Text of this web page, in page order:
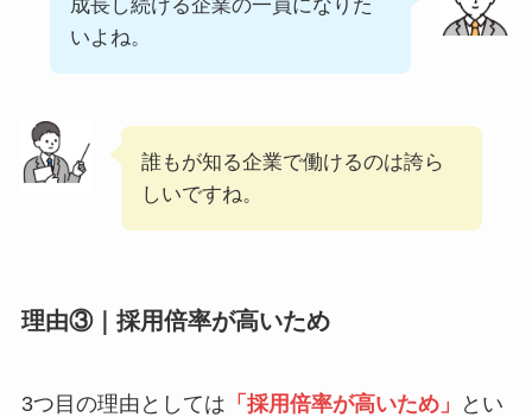
成長し続ける企業の一員になりた
いよね。
誰もが知る企業で働けるのは誇ら
しいですね。
理由③｜採用倍率が高いため
3つ目の理由としては 「採用倍率が高いため」
とい